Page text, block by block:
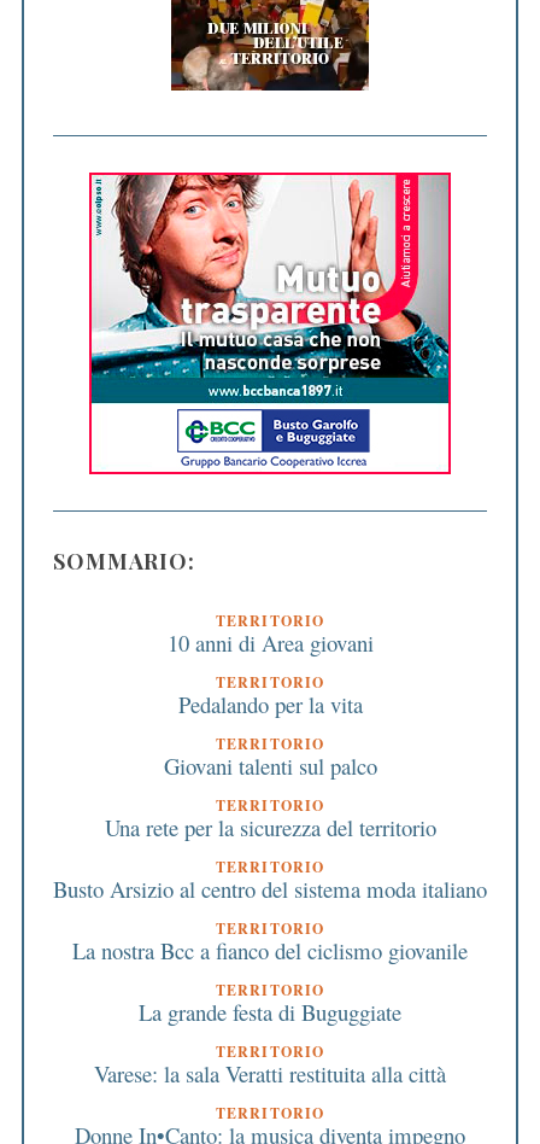
SOMMARIO:
TERRITORIO
10 anni di Area giovani
TERRITORIO
Pedalando per la vita
TERRITORIO
Giovani talenti sul palco
TERRITORIO
Una rete per la sicurezza del territorio
TERRITORIO
Busto Arsizio al centro del sistema moda italiano
TERRITORIO
La nostra Bcc a fianco del ciclismo giovanile
TERRITORIO
La grande festa di Buguggiate
TERRITORIO
Varese: la sala Veratti restituita alla città
TERRITORIO
Donne In•Canto: la musica diventa impegno